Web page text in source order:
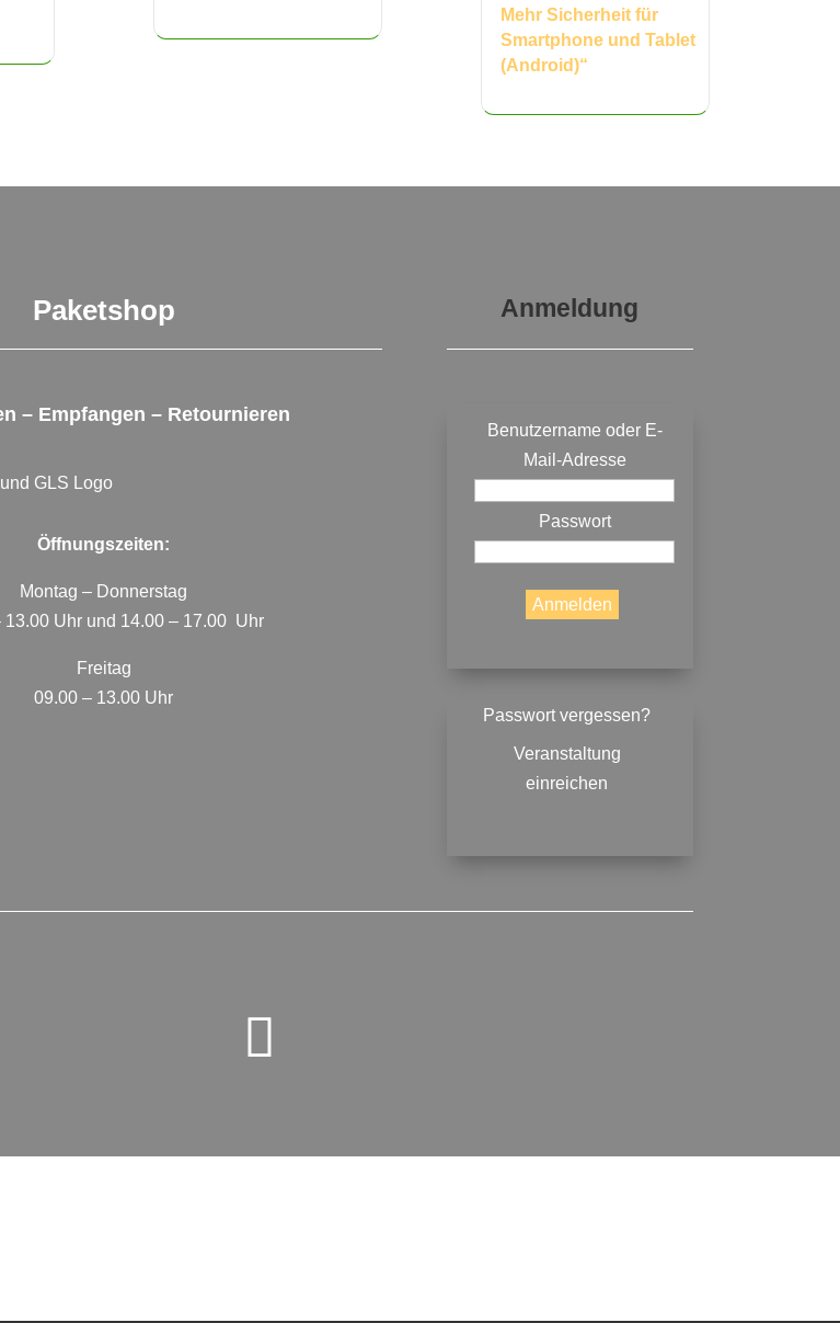
Mehr Sicherheit für
Smartphone und Tablet
(Android)“
Paketshop
– Empfangen – Retournieren
Öffnungszeiten:
Montag – Donnerstag
13.00 Uhr und 14.00 – 17.00 Uhr
Freitag
09.00 – 13.00 Uhr
Anmeldung
Benutzername oder E-
Mail-Adresse
Passwort
Passwort vergessen?
Veranstaltung
einreichen